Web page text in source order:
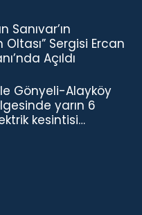
Sanıvar’ın
Oltası” Sergisi Ercan
Açıldı
Gönyeli-Alayköy
yarın 6
kesintisi…